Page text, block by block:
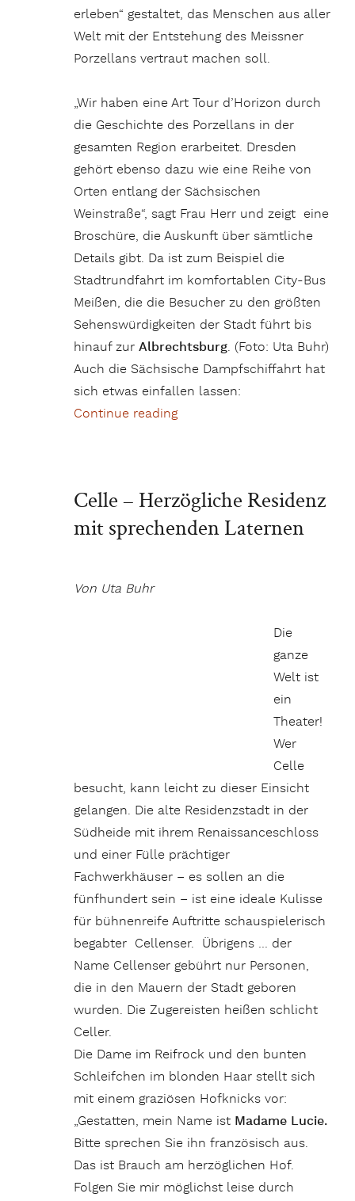
gehört ebenso dazu wie eine Reihe von
Orten entlang der Sächsischen
Weinstraße“, sagt Frau Herr und zeigt eine
Details gibt. Da ist zum Beispiel die
Stadtrundfahrt im komfortablen City-Bus
Meißen, die die Besucher zu den größten
Sehenswürdigkeiten der Stadt führt bis
hinauf zurAlbrechtsburg. (Foto: Uta Buhr)
Auch die Sächsische Dampfschiffahrt hat
sich etwas einfallen lassen:
Continue reading„Meißen – Wiege Sachsens,
Celle – Herzögliche Residenz
mit sprechenden Laternen
ganze
Welt ist ein Theater! Wer Celle besucht,
kann leicht zu dieser Einsicht gelangen.
mit ihrem Renaissanceschloss und einer
sollen an die fünfhundert sein – ist eine
ideale Kulisse für bühnenreife Auftritte
schauspielerisch begabter Cellenser.
Übrigens … der Name Cellenser gebührt
nur Personen, die in den Mauern der
Stadt geboren wurden. Die Zugereisten
Die Dame im Reifrock und den bunten
Schleifchen im blonden Haar stellt sich
mit einem graziösen Hofknicks vor:
„Gestatten, mein Name ist
Bitte sprechen Sie ihn französisch aus.
Das ist Brauch am herzöglichen Hof.
Folgen Sie mir möglichst leise durch
unser Schloss. Ich habe Ihnen eine Menge
zu erzählen.“Continue reading„Celle –
Balaton-Überschwimmen
2009 in Ungarn
Von Dr. László Kova
Der Plattensee, ungarisch Balaton, die
Ungarn nennen ihn stolz „das ungarische